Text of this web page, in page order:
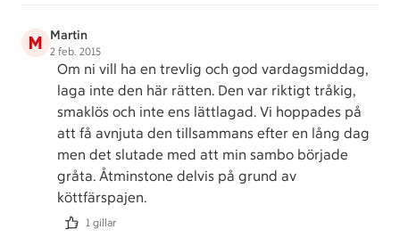
M Martin
2 feb. 2015
Om ni vill ha en trevlig och god vardagsmiddag,
laga inte den här rätten. Den var riktigt tråkig,
smaklös och inte ens lättlagad. Vi hoppades på
att få avnjuta den tillsammans efter en lång dag
men det slutade med att min sambo började
gråta. Åtminstone delvis på grund av
köttfärspajen.
1 gillar